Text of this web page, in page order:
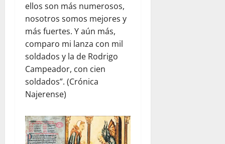
ellos son más numerosos,
nosotros somos mejores y
más fuertes. Y aún más,
comparo mi lanza con mil
soldados y la de Rodrigo
Campeador, con cien
soldados”. (Crónica
Najerense)